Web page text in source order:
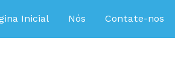
Inicial Nós Contate-nos